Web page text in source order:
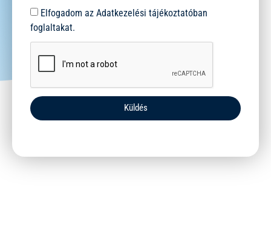
Elfogadom az Adatkezelési tájékoztatóban
foglaltakat.
Küldés